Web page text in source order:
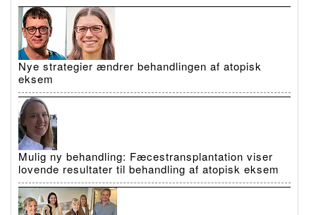
Nye strategier ændrer behandlingen af atopisk
eksem
Mulig ny behandling: Fæcestransplantation viser
lovende resultater til behandling af atopisk eksem